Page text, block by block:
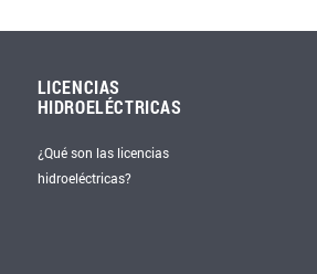
LICENCIAS
HIDROELÉCTRICAS
¿Qué son las licencias
hidroeléctricas?